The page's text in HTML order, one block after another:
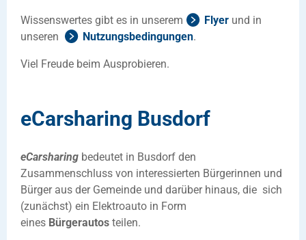
Wissenswertes gibt es in unserem Flyer und in
unseren
Nutzungsbedingungen.
Viel Freude beim Ausprobieren.
eCarsharing Busdorf
eCarsharing bedeutet in Busdorf den
Zusammenschluss von interessierten Bürgerinnen und
Bürger aus der Gemeinde und darüber hinaus, die sich
(zunächst) ein Elektroauto in Form
eines Bürgerautos teilen.